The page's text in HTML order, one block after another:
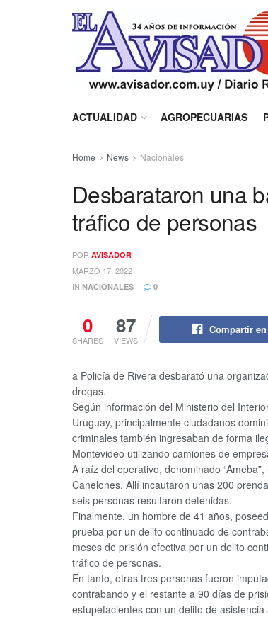
ACTUALIDAD AGROPECUARIAS
Home News Nacionales
Desbarataron una
tráfico de personas
POR AVISADOR
MARZO 17, 2022
IN NACIONALES 0
0
SHARES
87
VIEWS
Compartir
a Policía de Rivera desbarató una
drogas.
Según información del Ministerio del
Uruguay, principalmente ciudadanos
criminales también ingresaban de forma
Montevideo utilizando camiones de
A raíz del operativo, denominado
Canelones. Allí incautaron unas 200
seis personas resultaron detenidas.
Finalmente, un hombre de 41 años,
prueba por un delito continuado de
meses de prisión efectiva por un delito
tráfico de personas.
En tanto, otras tres personas fueron
contrabando y el restante a 90 días de
estupefacientes con un delito de